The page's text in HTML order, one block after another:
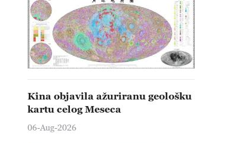
Kina objavila ažuriranu geološku
kartu celog Meseca
06-Aug-2026